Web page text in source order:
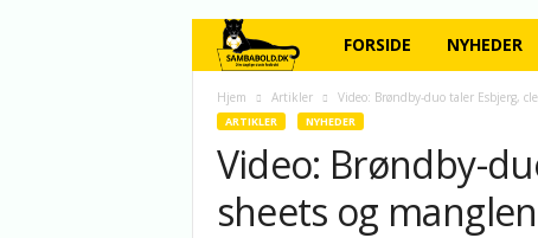
FORSIDE NYHEDER
Hjem Artikler Video: Brøndby-duo taler Esbjerg,
ARTIKLER NYHEDER
Video: Brøndby-
sheets og